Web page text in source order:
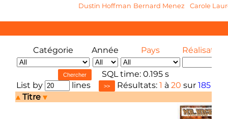
Dustin Hoffman Bernard Menez Carole
Catégorie Année Pays Réalisateur
SQL time: 0.195 s
List by
lines Résultats: 1 à 20 sur 185
Titre